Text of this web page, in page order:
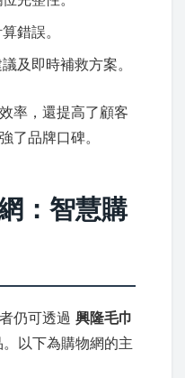
錯誤。
及即時補救方案。
率，還提高了顧客
了品牌口碑。
：智慧購
仍可透過 興隆毛巾
以下為購物網的主